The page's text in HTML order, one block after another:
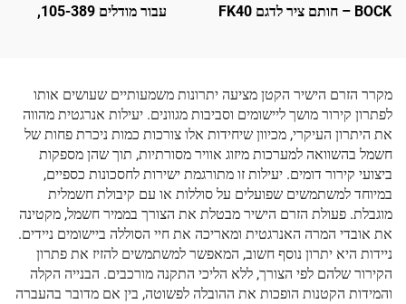
BOCK – חותם ציר לדגם FK40
עבור מודלים 105-389,
מקרר הזרם הישיר הקטן מציעה יתרונות משמעותיים שעושים אותו
לפתרון קירור מושך ליישומים וסביבות מגוונים. יעילות אנרגטית מהווה
את היתרון העיקרי, מכיוון שיחידות אלו צורכות כמות ניכרת פחות של
חשמל בהשוואה למערכות מיזוג אוויר מסורתיות, תוך שהן מספקות
ביצועי קירור דומים. יעילות זו מתורגמת ישירות לחסכונות כספיים,
במיוחד למשתמשים שפועלים על סוללות או עם קיבולת חשמלית
מוגבלת. פעולת הזרם הישיר מבטלת את הצורך בממיר חשמל, מקטינה
את אובדי המרה האנרגטית ומאריכה את חיי הסוללה ביישומים ניידים.
ניידות היא יתרון נוסף חשוב, המאפשר למשתמשים להזיז את פתרון
הקירור שלהם לפי הצורך, ללא הליכי התקנה מורכבים. הבנייה הקלה
והמידות הקטנות הופכות את ההובלה לפשוטה, בין אם מדובר בהעברה